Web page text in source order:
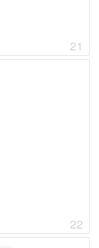
21
22